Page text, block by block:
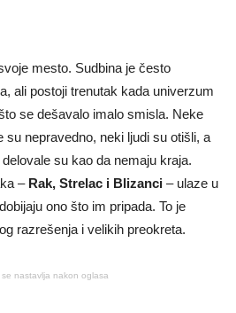
mesto. Sudbina je često
ali postoji trenutak kada univerzum
se dešavalo imalo smisla. Neke
su nepravedno, neki ljudi su otišli, a
su kao da nemaju kraja.
– Rak, Strelac i Blizanci – ulaze u
ono što im pripada. To je
razrešenja i velikih preokreta.
se nastavlja nakon oglasa